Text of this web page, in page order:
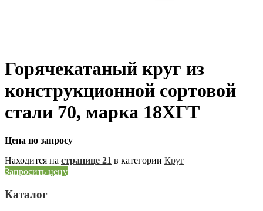
Горячекатаный круг из
конструкционной сортовой
стали 70, марка 18ХГТ
Цена по запросу
Находится на странице 21 в категории Круг
Запросить цену
Каталог